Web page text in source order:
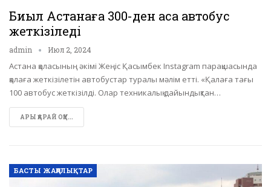
Биыл Астанаға 300-ден аса автобус
жеткізіледі
admin Июл 2, 2024
Астана қаласының әкімі Жеңіс Қасымбек Instagram парақшасында
қалаға жеткізілетін автобустар туралы мәлім етті. «Қалаға тағы
100 автобус жеткізілді. Олар техникалық дайындықтан…
АРЫ ҚАРАЙ ОҚУ...
БАСТЫ ЖАҢАЛЫҚТАР